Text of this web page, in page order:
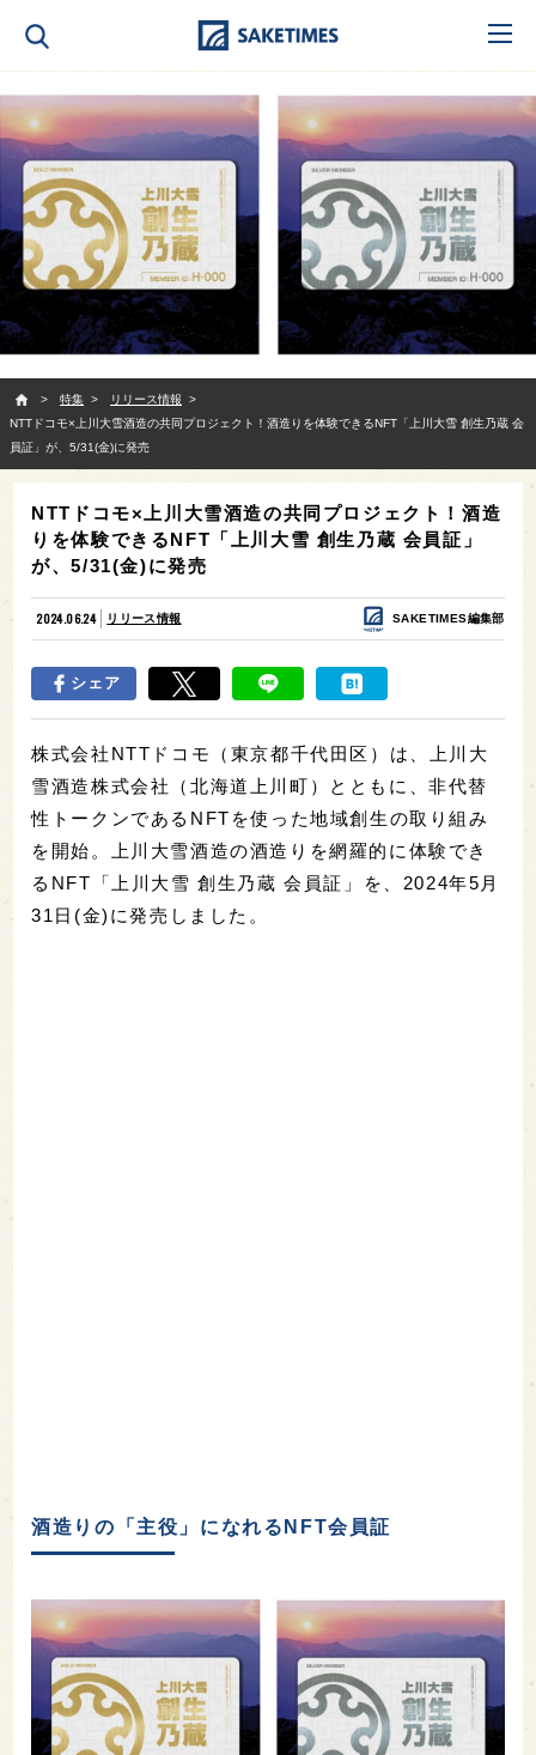
特集
リリース情報
NTTドコモ×上川大雪酒造の共同プロジェクト！酒造りを体験できるNFT「上川大雪 創生乃蔵 会
員証」が、5/31(金)に発売
NTTドコモ×上川大雪酒造の共同プロジェクト！酒造
りを体験できるNFT「上川大雪 創生乃蔵 会員証」
が、5/31(金)に発売
2024.06.24 リリース情報 SAKETIMES編集部
シェア
株式会社NTTドコモ（東京都千代田区）は、上川大
雪酒造株式会社（北海道上川町）とともに、非代替
性トークンであるNFTを使った地域創生の取り組み
を開始。上川大雪酒造の酒造りを網羅的に体験でき
るNFT「上川大雪 創生乃蔵 会員証」を、2024年5月
31日(金)に発売しました。
酒造りの「主役」になれるNFT会員証